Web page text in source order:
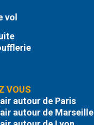
vol
VOUS
autour de Paris
autour de Marseille